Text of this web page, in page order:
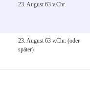
23. August 63 v.Chr.
23. August 63 v.Chr. (oder
später)